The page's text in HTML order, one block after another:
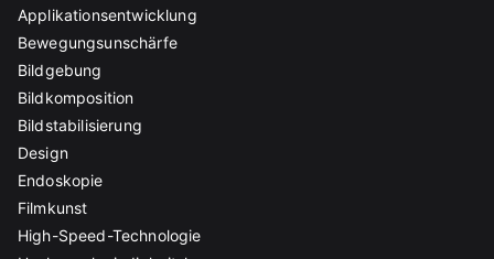
Applikationsentwicklung
Bewegungsunschärfe
Bildgebung
Bildkomposition
Bildstabilisierung
Design
Endoskopie
Filmkunst
High-Speed-Technologie